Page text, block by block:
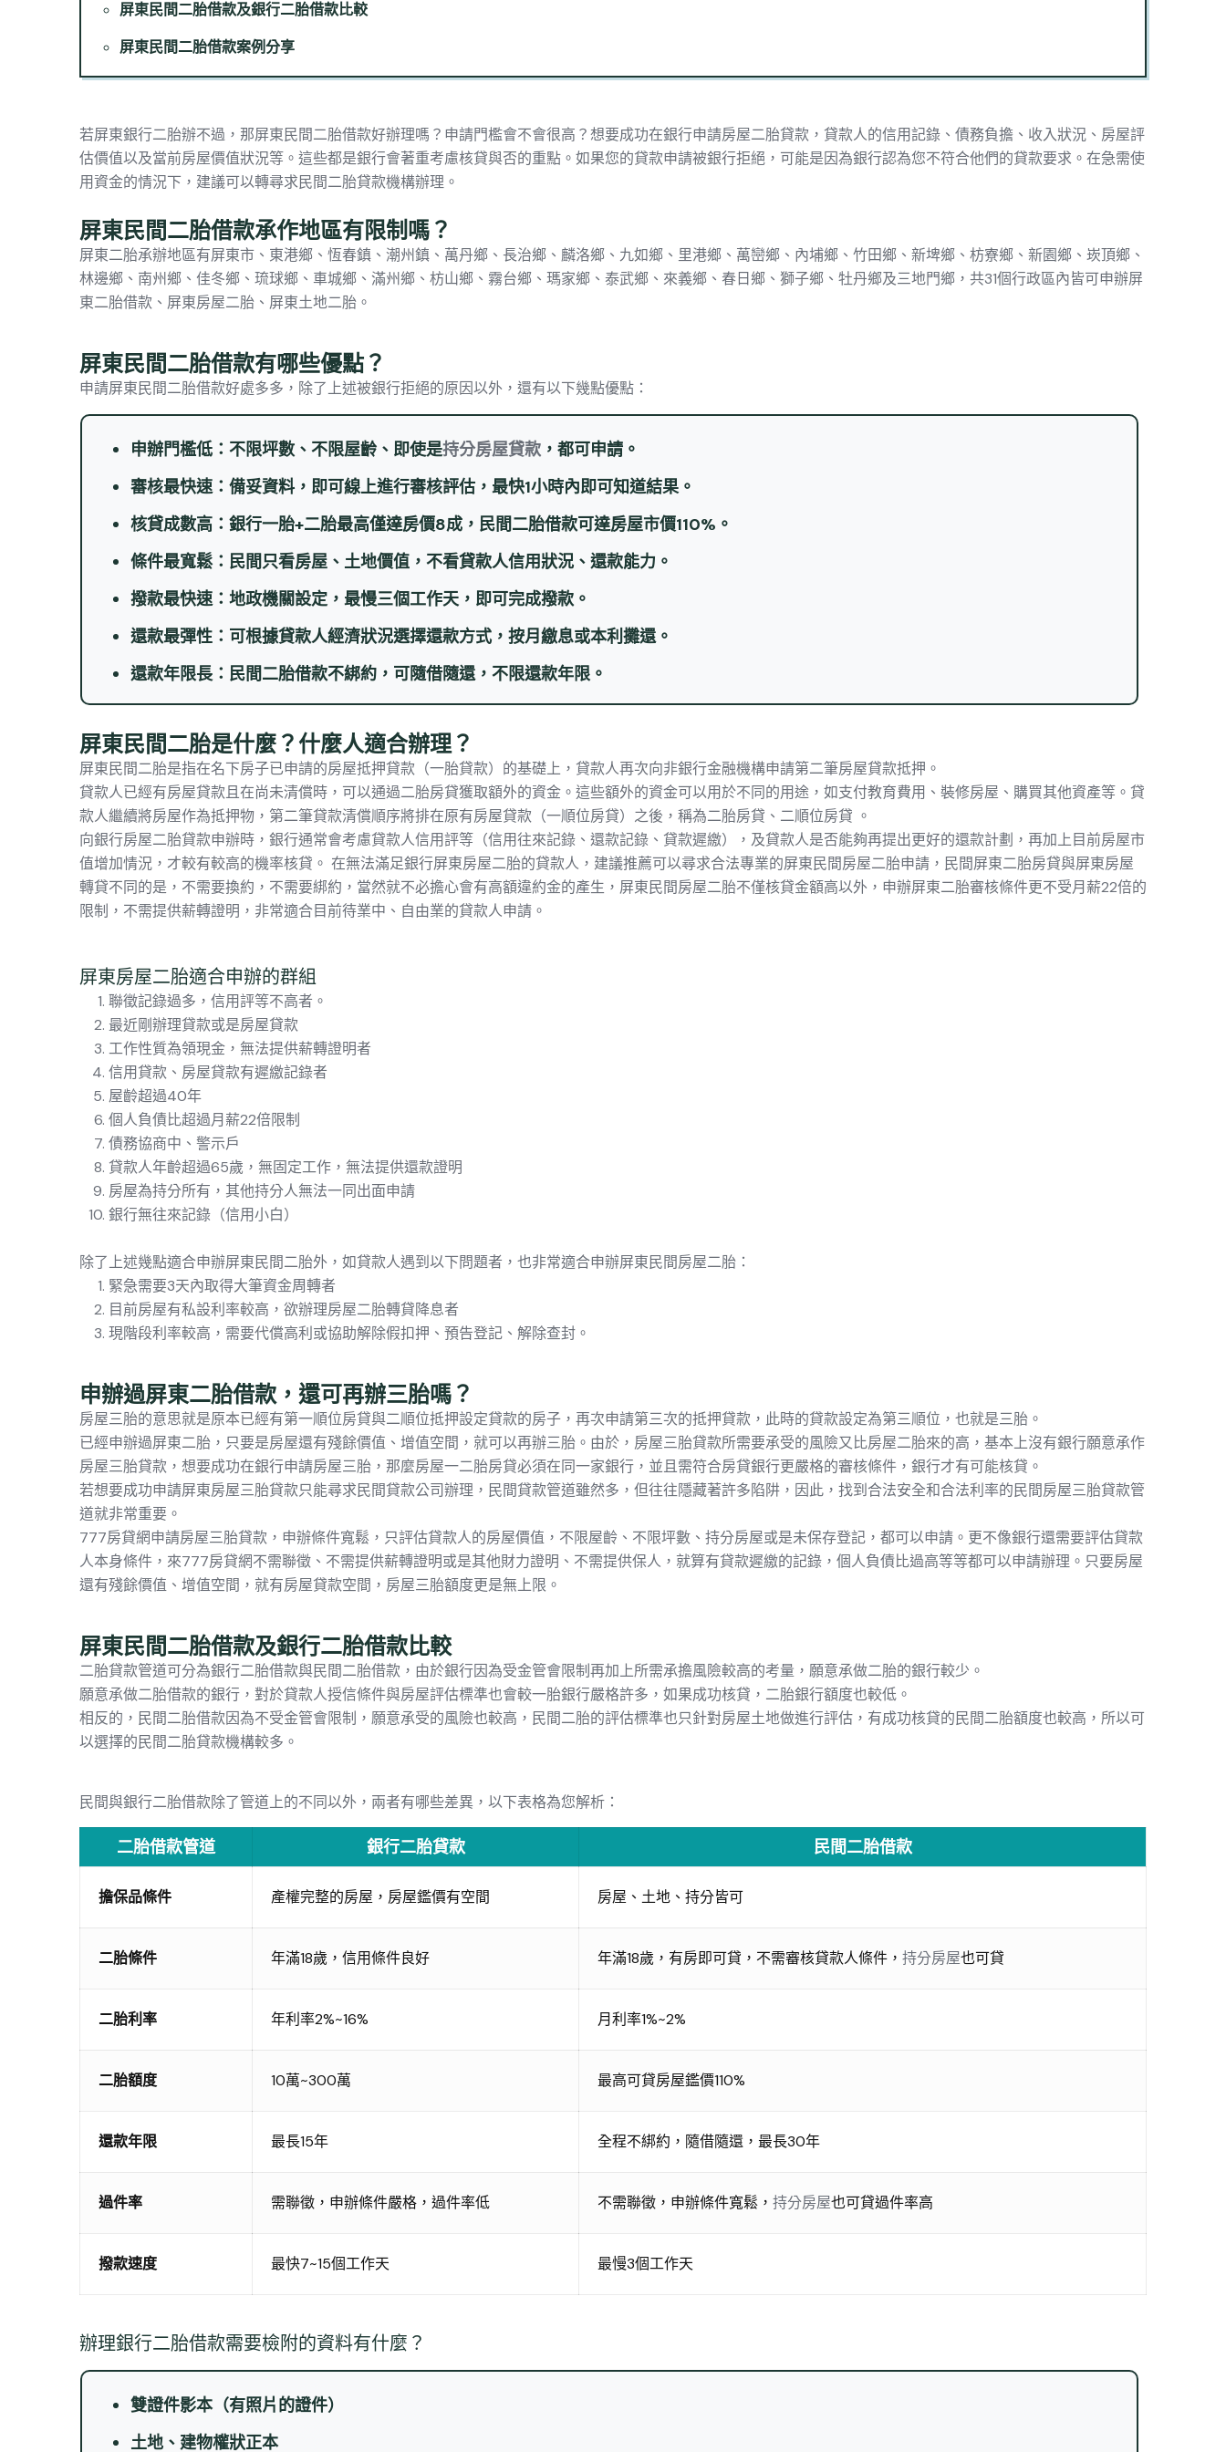
屏東民間二胎借款及銀行二胎借款比較
屏東民間二胎借款案例分享
若屏東銀行二胎辦不過，那屏東民間二胎借款好辦理嗎？申請門檻會不會很高？想要成功在銀行申請房屋二胎貸款，貸款人的信用記錄、債務負擔、收入狀況、房屋評
估價值以及當前房屋價值狀況等。這些都是銀行會著重考慮核貸與否的重點。如果您的貸款申請被銀行拒絕，可能是因為銀行認為您不符合他們的貸款要求。在急需使
用資金的情況下，建議可以轉尋求民間二胎貸款機構辦理。
屏東民間二胎借款承作地區有限制嗎？
屏東二胎承辦地區有屏東市、東港鄉、恆春鎮、潮州鎮、萬丹鄉、長治鄉、麟洛鄉、九如鄉、里港鄉、萬巒鄉、內埔鄉、竹田鄉、新埤鄉、枋寮鄉、新園鄉、崁頂鄉、
林邊鄉、南州鄉、佳冬鄉、琉球鄉、車城鄉、滿州鄉、枋山鄉、霧台鄉、瑪家鄉、泰武鄉、來義鄉、春日鄉、獅子鄉、牡丹鄉及三地門鄉，共31個行政區內皆可申辦屏
東二胎借款、屏東房屋二胎 、屏東土地二胎 。
屏東民間二胎借款有哪些優點？
申請屏東民間二胎借款好處多多，除了上述被銀行拒絕的原因以外，還有以下幾點優點：
申辦門檻低：不限坪數、不限屋齡、即使是持分房屋貸款 ，都可申請。
審核最快速：備妥資料，即可線上進行審核評估，最快1小時內即可知道結果。
核貸成數高：銀行一胎+二胎最高僅達房價8成，民間二胎借款可達房屋市價110%。
條件最寬鬆：民間只看房屋、土地價值，不看貸款人信用狀況、還款能力。
撥款最快速：地政機關設定，最慢三個工作天，即可完成撥款。
還款最彈性：可根據貸款人經濟狀況選擇還款方式，按月繳息或本利攤還。
還款年限長：民間二胎借款不綁約，可隨借隨還，不限還款年限。
屏東民間二胎是什麼？什麼人適合辦理？
屏東民間二胎是指在名下房子已申請的房屋抵押貸款（一胎貸款）的基礎上，貸款人再次向非銀行金融機構申請第二筆房屋貸款抵押。
貸款人已經有房屋貸款且在尚未清償時，可以通過二胎房貸獲取額外的資金。這些額外的資金可以用於不同的用途，如支付教育費用、裝修房屋、購買其他資產等。貸
款人繼續將房屋作為抵押物，第二筆貸款清償順序將排在原有房屋貸款（一順位房貸）之後，稱為二胎房貸 、 二順位房貸 。
向銀行房屋二胎貸款申辦時，銀行通常會考慮貸款人信用評等（信用往來記錄、還款記錄、 貸款遲繳），及貸款人是否能夠再提出更好的還款計劃，再加上目前房屋市
值增加情況，才較有較高的機率核貸。 在無法滿足銀行屏東房屋二胎的貸款人，建議推薦可以尋求合法專業的屏東民間房屋二胎申請，民間屏東二胎房貸與屏東房屋
轉貸不同的是，不需要換約，不需要綁約，當然就不必擔心會有高額違約金的產生，屏東民間房屋二胎不僅核貸金額高以外，申辦屏東二胎審核條件更不受月薪22倍的
限制，不需提供薪轉證明，非常適合目前待業中、自由業的貸款人申請。
屏東房屋二胎適合申辦的群組
聯徵記錄過多，信用評等不高者。
最近剛辦理貸款或是房屋貸款
工作性質為領現金，無法提供薪轉證明者
信用貸款、房屋貸款有遲繳記錄者
屋齡超過40年
個人負債比超過月薪22倍限制
債務協商中、警示戶
貸款人年齡超過65歲，無固定工作，無法提供還款證明
房屋為持分所有，其他持分人無法一同出面申請
銀行無往來記錄（信用小白）
除了上述幾點適合申辦屏東民間二胎外，如貸款人遇到以下問題者，也非常適合申辦屏東民間房屋二胎：
緊急需要3天內取得大筆資金周轉者
目前房屋有私設利率較高，欲辦理房屋二胎轉貸降息者
現階段利率較高，需要代償高利或協助解除假扣押、預告登記、解除查封。
申辦過屏東二胎借款，還可再辦三胎嗎？
房屋三胎的意思就是原本已經有第一順位房貸與二順位抵押設定貸款的房子，再次申請第三次的抵押貸款，此時的貸款設定為第三順位，也就是三胎。
已經申辦過屏東二胎，只要是房屋還有殘餘價值、增值空間，就可以再辦三胎。由於，房屋三胎貸款所需要承受的風險又比房屋二胎來的高，基本上沒有銀行願意承作
房屋三胎貸款，想要成功在銀行申請房屋三胎，那麼房屋一二胎房貸必須在同一家銀行，並且需符合房貸銀行更嚴格的審核條件，銀行才有可能核貸。
若想要成功申請屏東房屋三胎貸款只能尋求民間貸款公司辦理，民間貸款管道雖然多，但往往隱藏著許多陷阱，因此，找到合法安全和合法利率的民間房屋三胎貸款管
道就非常重要。
777房貸網申請房屋三胎貸款，申辦條件寬鬆，只評估貸款人的房屋價值，不限屋齡、不限坪數、持分房屋或是未保存登記，都可以申請。更不像銀行還需要評估貸款
人本身條件，來777房貸網不需聯徵、不需提供薪轉證明或是其他財力證明、不需提供保人，就算有貸款遲繳的記錄，個人負債比過高等等都可以申請辦理。只要房屋
還有殘餘價值、增值空間，就有房屋貸款空間，房屋三胎額度更是無上限。
屏東民間二胎借款及銀行二胎借款比較
二胎貸款管道可分為銀行二胎借款與民間二胎借款，由於銀行因為受金管會限制再加上所需承擔風險較高的考量，願意承做二胎的銀行較少。
願意承做二胎借款的銀行，對於貸款人授信條件與房屋評估標準也會較一胎銀行嚴格許多，如果成功核貸，二胎銀行額度也較低。
相反的，民間二胎借款因為不受金管會限制，願意承受的風險也較高，民間二胎的評估標準也只針對房屋土地做進行評估，有成功核貸的民間二胎額度也較高，所以可
以選擇的民間二胎貸款機構較多。
民間與銀行二胎借款除了管道上的不同以外，兩者有哪些差異，以下表格為您解析：
二胎借款管道 銀行二胎貸款 民間二胎借款
擔保品條件 產權完整的房屋，房屋鑑價有空間 房屋、土地、持分皆可
二胎條件 年滿18歲，信用條件良好 年滿18歲，有房即可貸，不需審核貸款人條件， 持分房屋也可貸
二胎利率 年利率2%~16% 月利率1%~2%
二胎額度 10萬~300萬 最高可貸房屋鑑價110%
還款年限 最長15年 全程不綁約，隨借隨還，最長30年
過件率 需聯徵，申辦條件嚴格，過件率低 不需聯徵，申辦條件寬鬆， 持分房屋也可貸過件率高
撥款速度 最快7~15個工作天 最慢3個工作天
辦理銀行二胎借款需要檢附的資料有什麼？
雙證件影本（有照片的證件）
土地、建物權狀正本